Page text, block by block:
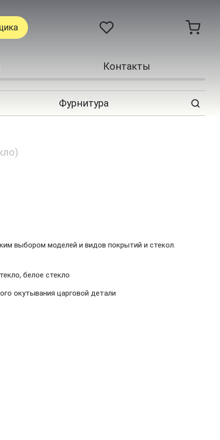
Контакты
Фурнитура
выбором моделей и видов покрытий и стекол.
белое стекло
окутывания царговой детали